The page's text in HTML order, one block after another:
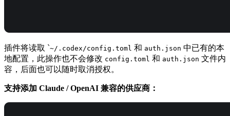
插件将读取 `~/.codex/config.toml 和 auth.json 中已有的本
地配置，此操作也不会修改 config.toml 和 auth.json 文件内
容，后面也可以随时取消授权。
支持添加 Claude / OpenAI 兼容的供应商：